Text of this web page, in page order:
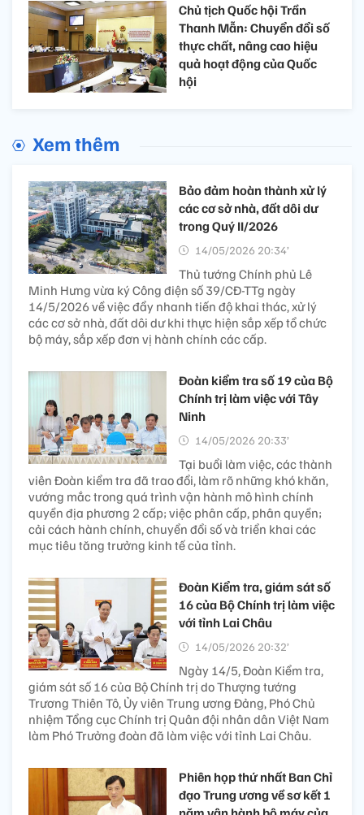
Chủ tịch Quốc hội Trần
Thanh Mẫn: Chuyển đổi số
thực chất, nâng cao hiệu
quả hoạt động của Quốc
hội
Xem thêm
Bảo đảm hoàn thành xử lý
các cơ sở nhà, đất dôi dư
trong Quý II/2026
14/05/2026 20:34’
Thủ tướng Chính phủ Lê
Minh Hưng vừa ký Công điện số 39/CĐ-TTg ngày
14/5/2026 về việc đẩy nhanh tiến độ khai thác, xử lý
các cơ sở nhà, đất dôi dư khi thực hiện sắp xếp tổ chức
bộ máy, sắp xếp đơn vị hành chính các cấp.
Đoàn kiểm tra số 19 của Bộ
Chính trị làm việc với Tây
Ninh
14/05/2026 20:33’
Tại buổi làm việc, các thành
viên Đoàn kiểm tra đã trao đổi, làm rõ những khó khăn,
vướng mắc trong quá trình vận hành mô hình chính
quyền địa phương 2 cấp; việc phân cấp, phân quyền;
cải cách hành chính, chuyển đổi số và triển khai các
mục tiêu tăng trưởng kinh tế của tỉnh.
Đoàn Kiểm tra, giám sát số
16 của Bộ Chính trị làm việc
với tỉnh Lai Châu
14/05/2026 20:32’
Ngày 14/5, Đoàn Kiểm tra,
giám sát số 16 của Bộ Chính trị do Thượng tướng
Trương Thiên Tô, Ủy viên Trung ương Đảng, Phó Chủ
nhiệm Tổng cục Chính trị Quân đội nhân dân Việt Nam
làm Phó Trưởng đoàn đã làm việc với tỉnh Lai Châu.
Phiên họp thứ nhất Ban Chỉ
đạo Trung ương về sơ kết 1